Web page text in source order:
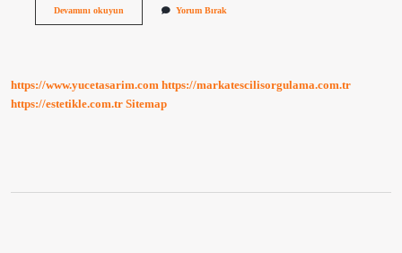
Devamını okuyunGüzel
Ne
Yorum Bırak
https://www.yucetasarim.com https://markatescilisorgulama.com.tr
https://estetikle.com.tr Sitemap